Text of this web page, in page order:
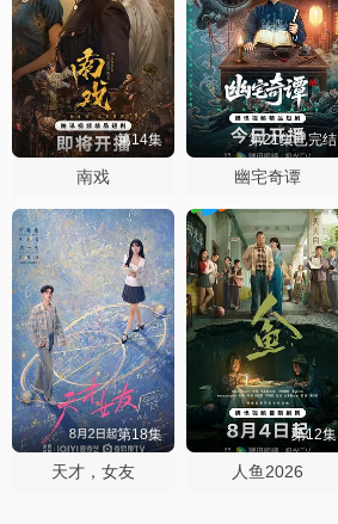
第14集
南戏
第21集已完结
幽宅奇谭
第18集
天才，女友
第12集
人鱼2026